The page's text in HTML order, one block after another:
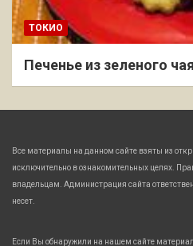
ТОКИО
Печенье из зеленого чая
Все материалы на данном сайте взяты из
исключительно в ознакомительных целях.
владельцам. Администрация сайта
несет.
Если Вы обнаружили на нашем сайте